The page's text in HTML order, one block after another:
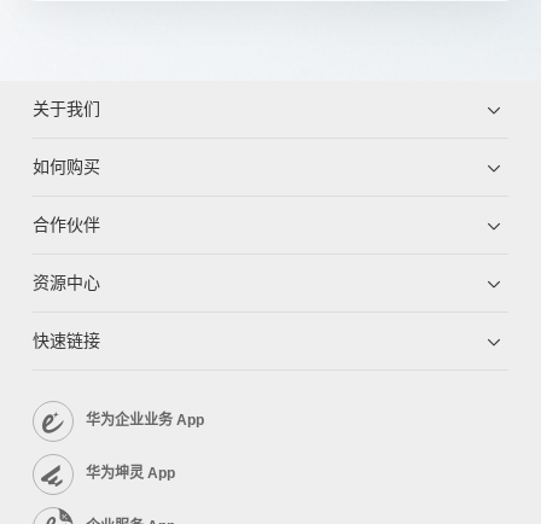
关于我们
如何购买
合作伙伴
资源中心
快速链接
华为企业业务 App
华为坤灵 App